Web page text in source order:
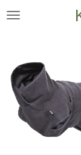
Ga
de
hoofdinhoud